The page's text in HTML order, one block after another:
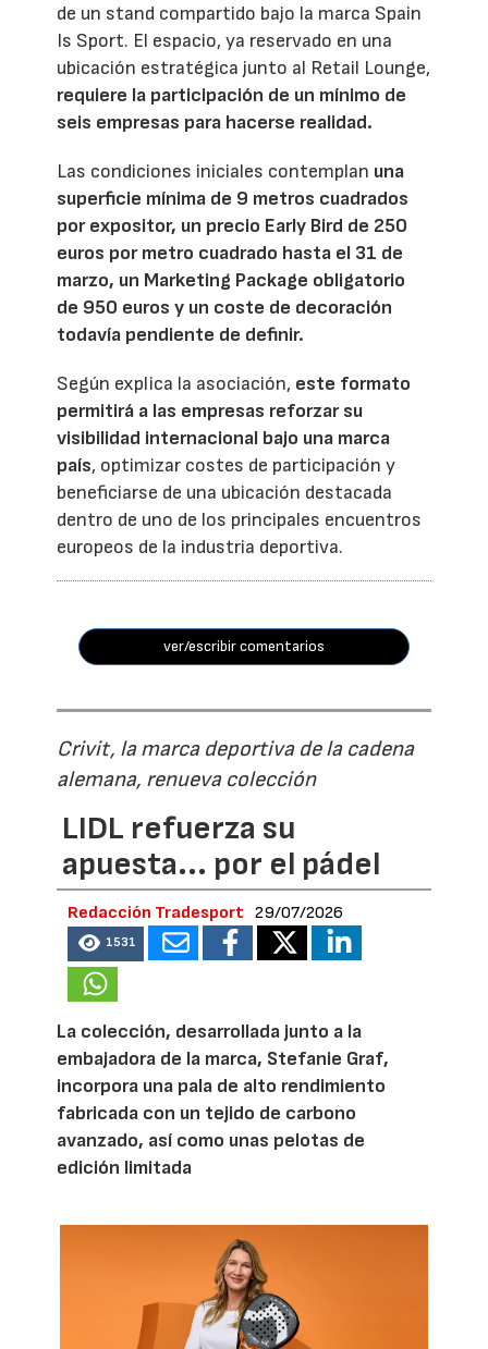
de un stand compartido bajo la marca Spain
Is Sport. El espacio, ya reservado en una
ubicación estratégica junto al Retail Lounge,
requiere la participación de un mínimo de
seis empresas para hacerse realidad.
Las condiciones iniciales contemplan una
superficie mínima de 9 metros cuadrados
por expositor, un precio Early Bird de 250
euros por metro cuadrado hasta el 31 de
marzo, un Marketing Package obligatorio
de 950 euros y un coste de decoración
todavía pendiente de definir.
Según explica la asociación, este formato
permitirá a las empresas reforzar su
visibilidad internacional bajo una marca
país, optimizar costes de participación y
beneficiarse de una ubicación destacada
dentro de uno de los principales encuentros
europeos de la industria deportiva.
ver/escribir comentarios
Crivit, la marca deportiva de la cadena
alemana, renueva colección
LIDL refuerza su
apuesta... por el pádel
Redacción Tradesport 29/07/2026
1531
La colección, desarrollada junto a la
embajadora de la marca, Stefanie Graf,
incorpora una pala de alto rendimiento
fabricada con un tejido de carbono
avanzado, así como unas pelotas de
edición limitada